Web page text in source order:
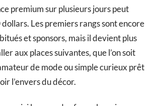
premium sur plusieurs jours peut
Les premiers rangs sont encore
et sponsors, mais il devient plus
aux places suivantes, que l’on soit
de mode ou simple curieux prêt
l’envers du décor.